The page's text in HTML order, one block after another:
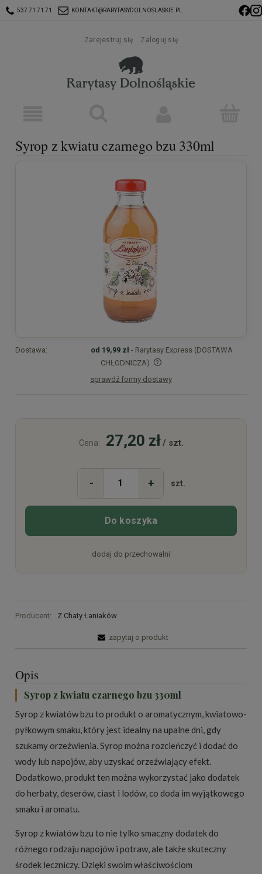
537 71 71 71 KONTAKT@RARYTASYDOLNOSLASKIE.PL
Zarejestruj się Zaloguj się
Syrop z kwiatu czarnego bzu 330ml
Dostawa: od 19,99 zł - Rarytasy Express (DOSTAWA
CHŁODNICZA)
Cena nie zawiera ewentualnych kosztów płatności
sprawdź formy dostawy
Cena: 27,20 zł/ szt.
- + szt.
Do koszyka
dodaj do przechowalni
Producent: Z Chaty Łaniaków
zapytaj o produkt
Opis
Syrop z kwiatu czarnego bzu 330ml
Syrop z kwiatów bzu to produkt o aromatycznym, kwiatowo-
pyłkowym smaku, który jest idealny na upalne dni, gdy
szukamy orzeźwienia. Syrop można rozcieńczyć i dodać do
wody lub napojów, aby uzyskać orzeźwiający efekt.
Dodatkowo, produkt ten można wykorzystać jako dodatek
do herbaty, deserów, ciast i lodów, co doda im wyjątkowego
smaku i aromatu.
Syrop z kwiatów bzu to nie tylko smaczny dodatek do
różnego rodzaju napojów i potraw, ale także skuteczny
środek leczniczy. Dzięki swoim właściwościom